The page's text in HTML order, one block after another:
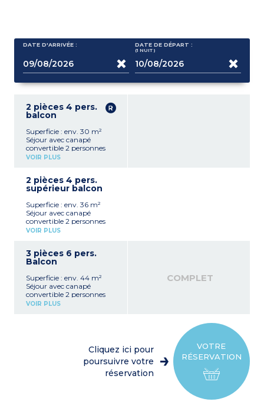
DATE D'ARRIVÉE : DATE DE DÉPART :
(1 NUIT )
2 pièces 4 pers.
balcon
Superficie : env. 30 m²
Séjour avec canapé
convertible 2 personnes
Kitchenette équipée
ondes, lave-vaisselle,
bouilloire)
jumeaux (modulables en lit
double)
Salle de bains avec WC
Balcon avec mobilier de
VOIR PLUS
2 pièces 4 pers.
supérieur balcon
Superficie : env. 36 m²
Séjour avec canapé
convertible 2 personnes
Kitchenette équipée
ondes, lave-vaisselle,
bouilloire)
jumeaux (modulables en lit
double)
Salle de bains ou de douche
avec WC
VOIR PLUS
3 pièces 6 pers.
Balcon
Superficie : env. 44 m²
Séjour avec canapé
convertible 2 personnes
Kitchenette équipée
jumeaux (modulables en lit
Chambre avec 2 lits
VOIR PLUS
COMPLET
VOTRE
RÉSERVATION
Cliquez ici pour
poursuivre votre
réservation